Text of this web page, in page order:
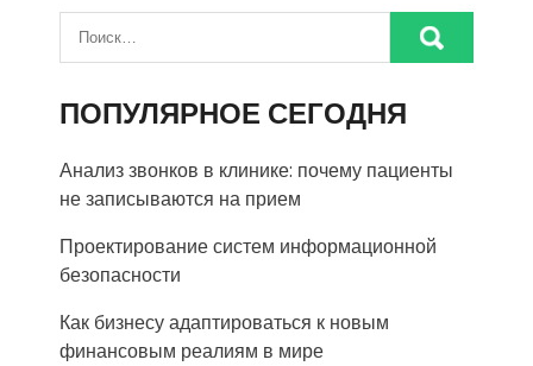
ПОПУЛЯРНОЕ СЕГОДНЯ
Анализ звонков в клинике: почему пациенты
не записываются на прием
Проектирование систем информационной
безопасности
Как бизнесу адаптироваться к новым
финансовым реалиям в мире